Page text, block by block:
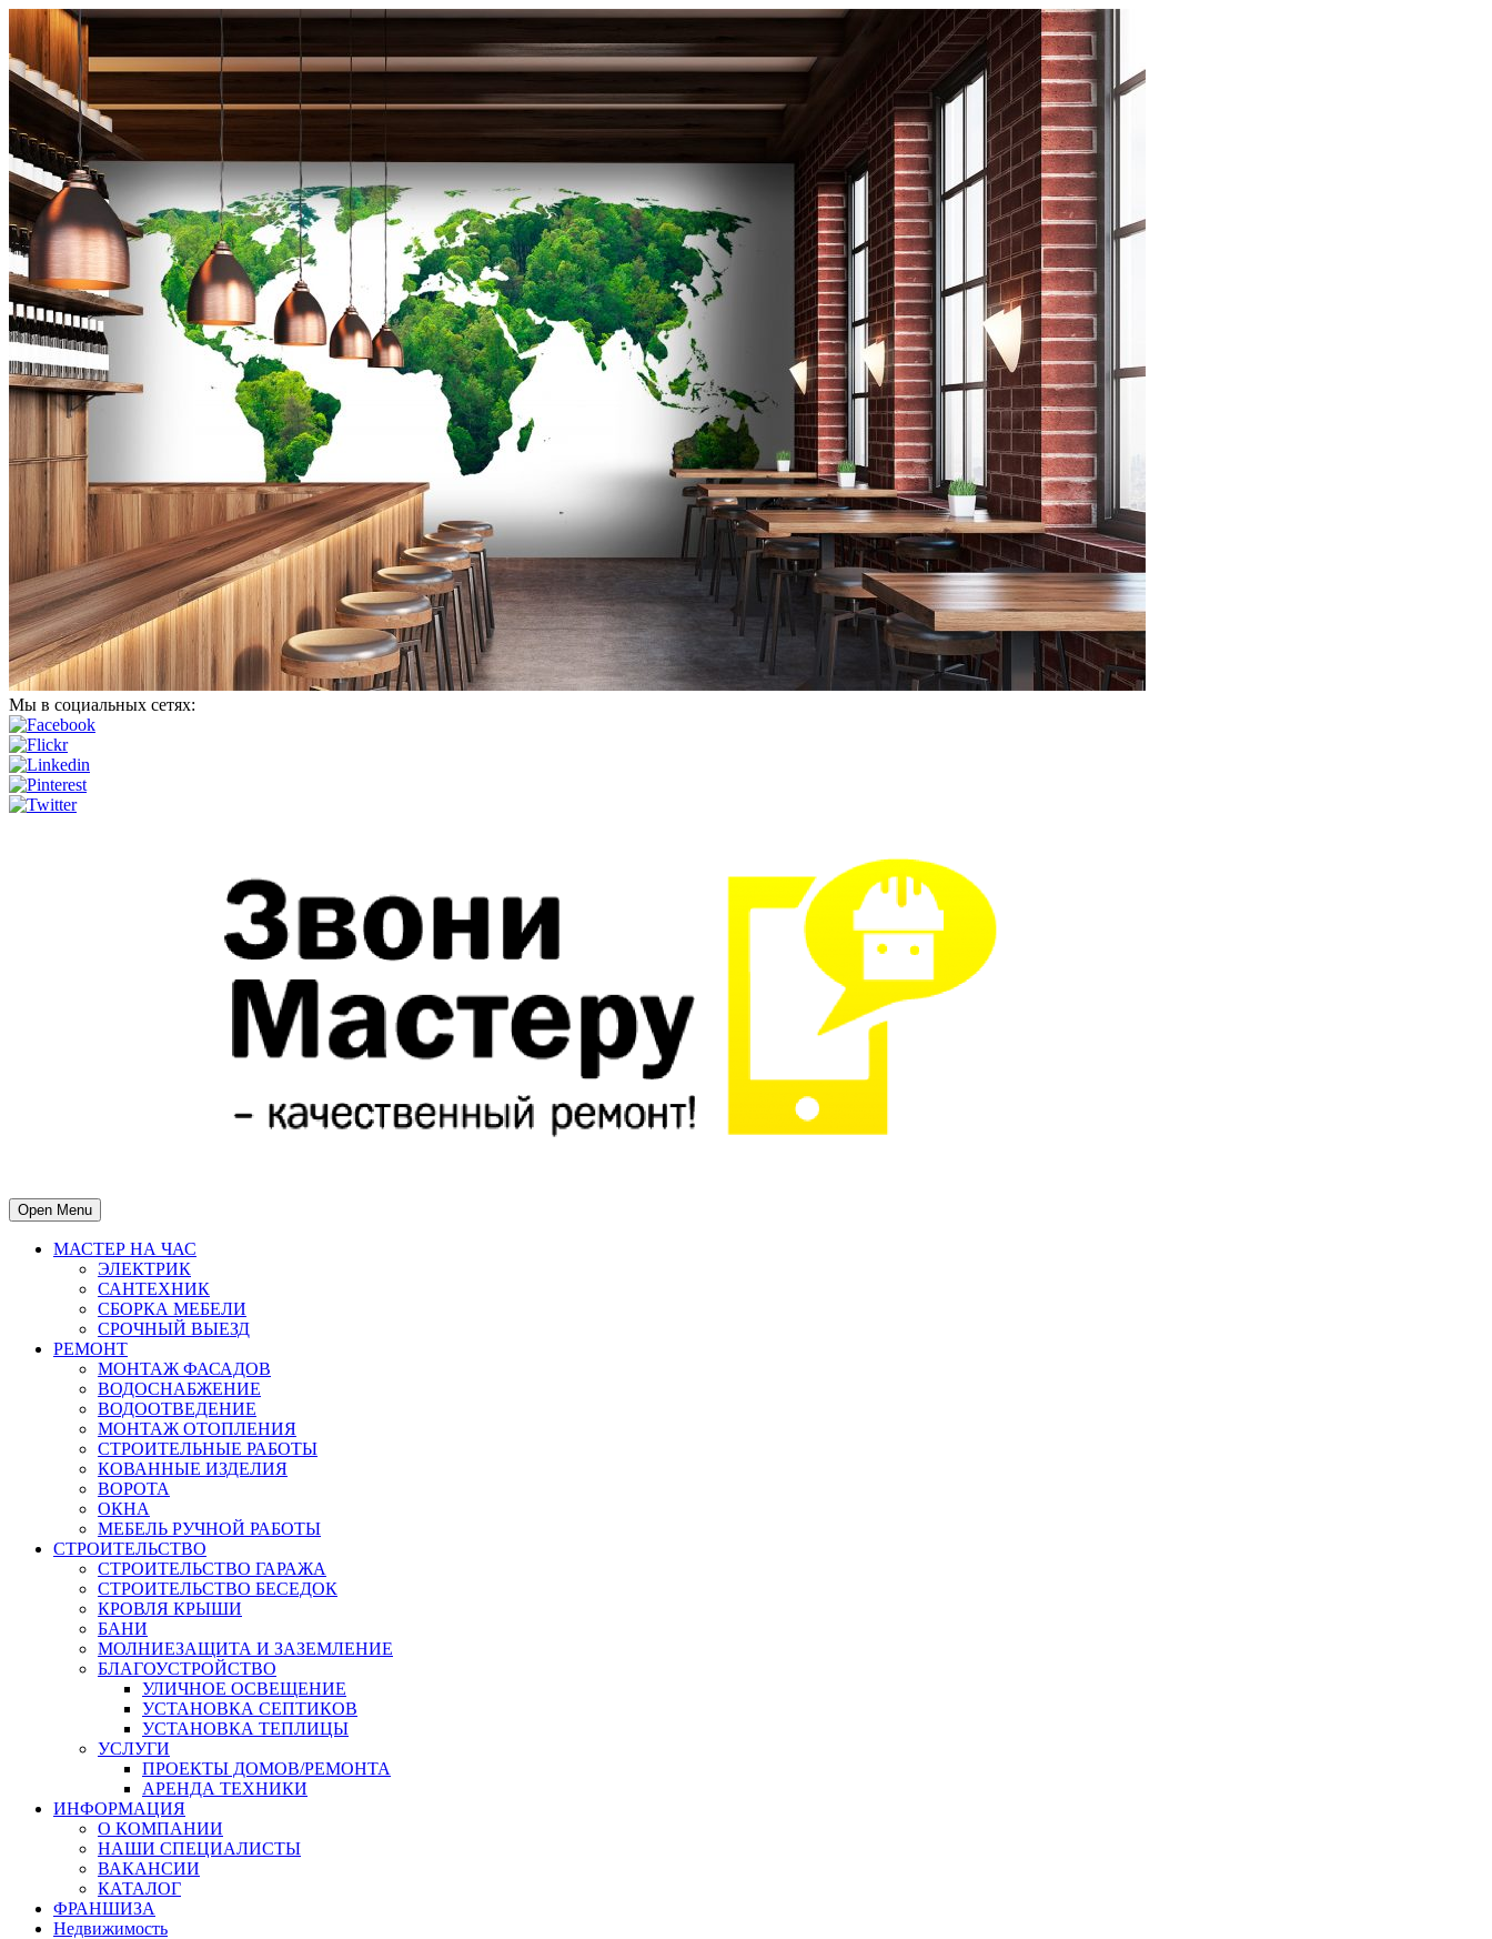
Мы в социальных сетях:
Open Menu
МАСТЕР НА ЧАС
ЭЛЕКТРИК
САНТЕХНИК
СБОРКА МЕБЕЛИ
СРОЧНЫЙ ВЫЕЗД
РЕМОНТ
МОНТАЖ ФАСАДОВ
ВОДОСНАБЖЕНИЕ
ВОДООТВЕДЕНИЕ
МОНТАЖ ОТОПЛЕНИЯ
СТРОИТЕЛЬНЫЕ РАБОТЫ
КОВАННЫЕ ИЗДЕЛИЯ
ВОРОТА
ОКНА
МЕБЕЛЬ РУЧНОЙ РАБОТЫ
СТРОИТЕЛЬСТВО
СТРОИТЕЛЬСТВО ГАРАЖА
СТРОИТЕЛЬСТВО БЕСЕДОК
КРОВЛЯ КРЫШИ
БАНИ
МОЛНИЕЗАЩИТА И ЗАЗЕМЛЕНИЕ
БЛАГОУСТРОЙСТВО
УЛИЧНОЕ ОСВЕЩЕНИЕ
УСТАНОВКА СЕПТИКОВ
УСТАНОВКА ТЕПЛИЦЫ
УСЛУГИ
ПРОЕКТЫ ДОМОВ/РЕМОНТА
АРЕНДА ТЕХНИКИ
ИНФОРМАЦИЯ
О КОМПАНИИ
НАШИ СПЕЦИАЛИСТЫ
ВАКАНСИИ
КАТАЛОГ
ФРАНШИЗА
Недвижимость